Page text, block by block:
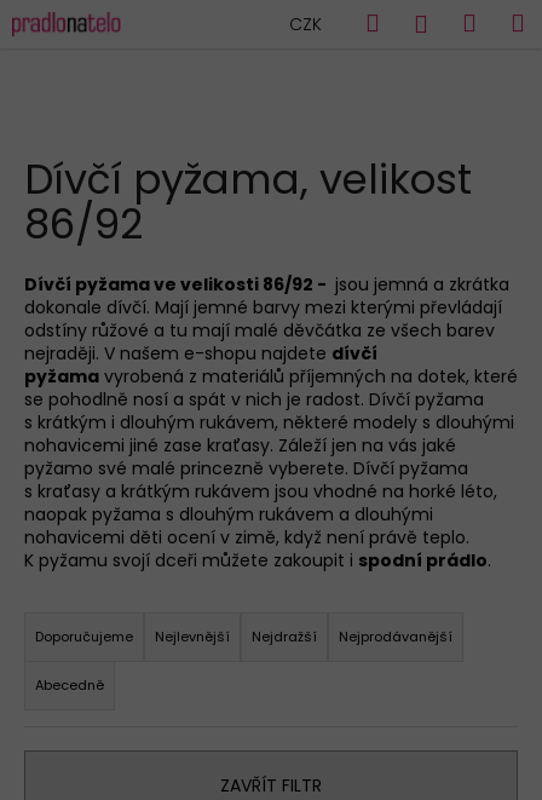
na
CZK Hledat
Dívčí pyžama, velikost
86/92
Dívčí pyžama ve velikosti 86/92 - jsou jemná a zkrátka
dokonale dívčí. Mají jemné barvy mezi kterými převládají
odstíny růžové a tu mají malé děvčátka ze všech barev
nejraději. V našem e-shopu najdete dívčí
pyžama vyrobená z materiálů příjemných na dotek, které
se pohodlně nosí a spát v nich je radost. Dívčí pyžama
s krátkým i dlouhým rukávem, některé modely s dlouhými
nohavicemi jiné zase kraťasy. Záleží jen na vás jaké
pyžamo své malé princezně vyberete. Dívčí pyžama
s kraťasy a krátkým rukávem jsou vhodné na horké léto,
naopak pyžama s dlouhým rukávem a dlouhými
nohavicemi děti ocení v zimě, když není právě teplo.
K pyžamu svojí dceři můžete zakoupit i spodní prádlo.
a
Doporučujeme Nejlevnější Nejdražší Nejprodávanější
Abecedně
ZAVŘÍT FILTR
K
o
o
p
o
ř
e
b
u
j
e
t
e
n
a
?
D